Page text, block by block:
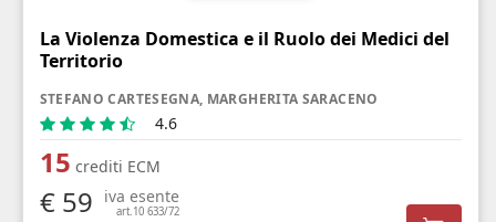
La Violenza Domestica e il Ruolo dei Medici del
Territorio
STEFANO CARTESEGNA, MARGHERITA SARACENO
4.6
15 crediti ECM
€ 59 iva esente
art.10 633/72